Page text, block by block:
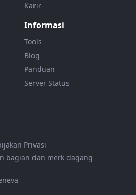
Karir
Informasi
Tools
Blog
Panduan
Server Status
Privasi
bagian dan merk dagang